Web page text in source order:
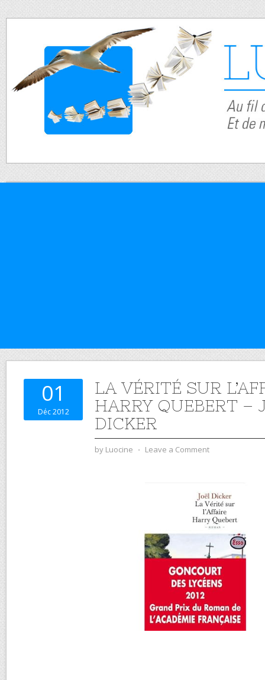
01
Déc 2012
LA VÉRITÉ SUR
HARRY QUEBERT –
DICKER
by Luocine ⋅ Leave a Comment